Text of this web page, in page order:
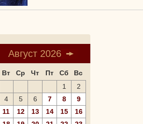
Август 2026
Вт Ср Чт Пт Сб
Вс
1
2
4 5 6 7 8
9
11 12 13 14 15
16